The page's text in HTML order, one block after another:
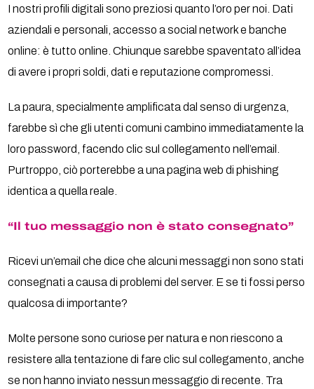
I nostri profili digitali sono preziosi quanto l’oro per noi. Dati
aziendali e personali, accesso a social network e banche
online: è tutto online. Chiunque sarebbe spaventato all’idea
di avere i propri soldi, dati e reputazione compromessi.
La paura, specialmente amplificata dal senso di urgenza,
farebbe sì che gli utenti comuni cambino immediatamente la
loro password, facendo clic sul collegamento nell’email.
Purtroppo, ciò porterebbe a una pagina web di phishing
identica a quella reale.
“Il tuo messaggio non è stato consegnato”
Ricevi un’email che dice che alcuni messaggi non sono stati
consegnati a causa di problemi del server. E se ti fossi perso
qualcosa di importante?
Molte persone sono curiose per natura e non riescono a
resistere alla tentazione di fare clic sul collegamento, anche
se non hanno inviato nessun messaggio di recente. Tra